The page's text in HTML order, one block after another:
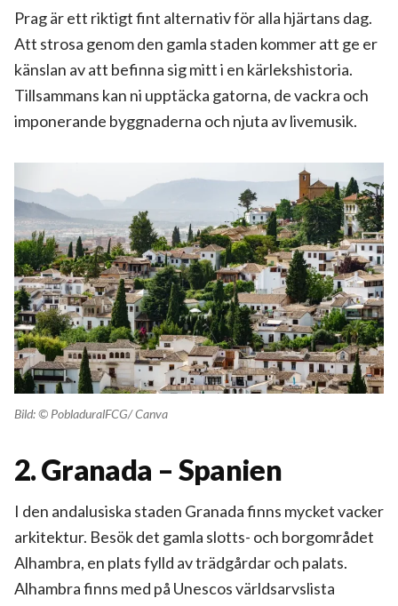
Prag är ett riktigt fint alternativ för alla hjärtans dag.
Att strosa genom den gamla staden kommer att ge er
känslan av att befinna sig mitt i en kärlekshistoria.
Tillsammans kan ni upptäcka gatorna, de vackra och
imponerande byggnaderna och njuta av livemusik.
Bild: © PobladuralFCG/ Canva
2. Granada – Spanien
I den andalusiska staden Granada finns mycket vacker
arkitektur. Besök det gamla slotts- och borgområdet
Alhambra, en plats fylld av trädgårdar och palats.
Alhambra finns med på Unescos världsarvslista